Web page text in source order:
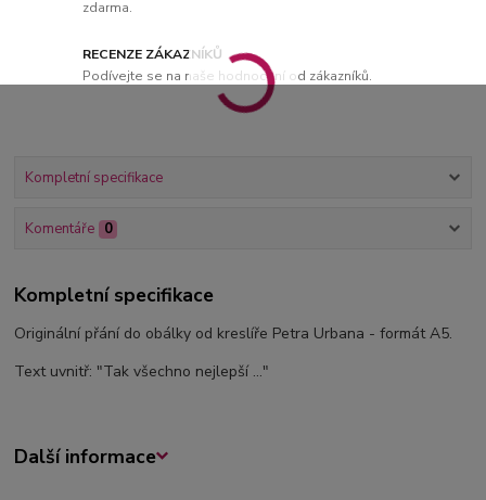
zdarma.
RECENZE ZÁKAZNÍKŮ
Podívejte se na naše hodnocení od zákazníků.
Kompletní specifikace
Komentáře 0
Kompletní specifikace
Originální přání do obálky od kreslíře Petra Urbana - formát A5.
Text uvnitř: "Tak všechno nejlepší ..."
Další informace